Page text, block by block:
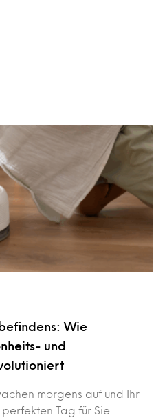
Wie
und
morgens auf und Ihr
Tag für Sie